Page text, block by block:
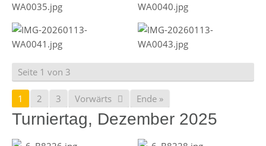
Seite 1 von 3
1 2 3 Vorwärts Ende »
Turniertag, Dezember 2025